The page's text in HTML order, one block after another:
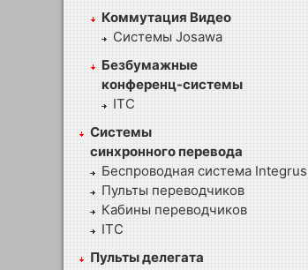
Коммутация Видео
Системы Josawa
Безбумажные
конференц-системы
ITC
Системы
синхронного перевода
Беспроводная система Integrus
Пульты переводчиков
Кабины переводчиков
ITC
Пульты делегата